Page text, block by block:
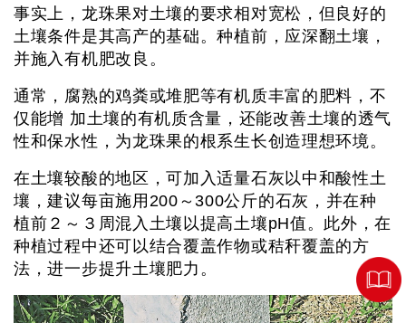
事实上，龙珠果对土壤的要求相对宽松，但良好的
土壤条件是其高产的基础。种植前，应深翻土壤，
并施入有机肥改良。
通常，腐熟的鸡粪或堆肥等有机质丰富的肥料，不
仅能增 加土壤的有机质含量，还能改善土壤的透气
性和保水性，为龙珠果的根系生长创造理想环境。
在土壤较酸的地区，可加入适量石灰以中和酸性土
壤，建议每亩施用200～300公斤的石灰，并在种
植前２～３周混入土壤以提高土壤pH值。此外，在
种植过程中还可以结合覆盖作物或秸秆覆盖的方
法，进一步提升土壤肥力。